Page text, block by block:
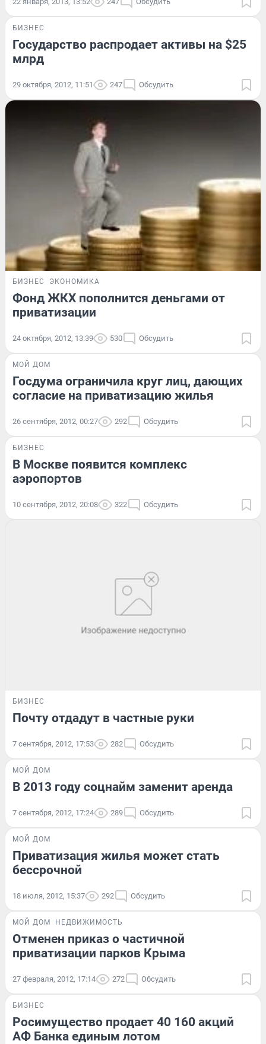
БИЗНЕС
Государство распродает активы на $25
млрд
29 октября, 2012, 11:51 247 Обсудить
БИЗНЕС ЭКОНОМИКА
Фонд ЖКХ пополнится деньгами от
приватизации
24 октября, 2012, 13:39 530 Обсудить
МОЙ ДОМ
Госдума ограничила круг лиц, дающих
согласие на приватизацию жилья
26 сентября, 2012, 00:27 292 Обсудить
БИЗНЕС
В Москве появится комплекс
аэропортов
10 сентября, 2012, 20:08 322 Обсудить
БИЗНЕС
Почту отдадут в частные руки
7 сентября, 2012, 17:53 282 Обсудить
МОЙ ДОМ
В 2013 году соцнайм заменит аренда
7 сентября, 2012, 17:24 289 Обсудить
МОЙ ДОМ
Приватизация жилья может стать
бессрочной
18 июля, 2012, 15:37 292 Обсудить
МОЙ ДОМ НЕДВИЖИМОСТЬ
Отменен приказ о частичной
приватизации парков Крыма
27 февраля, 2012, 17:14 272 Обсудить
БИЗНЕС
Росимущество продает 40 160 акций
АФ Банка единым лотом